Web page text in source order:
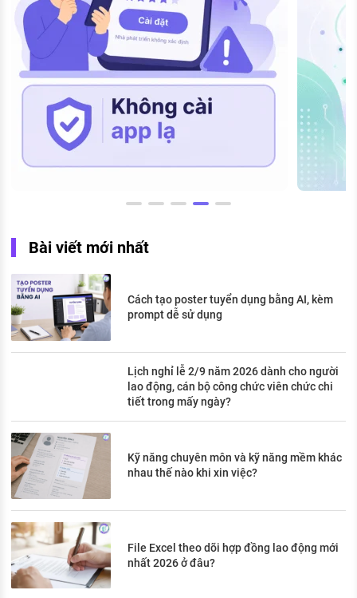
Bài viết mới nhất
Cách tạo poster tuyển dụng bằng AI, kèm
prompt dễ sử dụng
Lịch nghỉ lễ 2/9 năm 2026 dành cho người
lao động, cán bộ công chức viên chức chi
tiết trong mấy ngày?
Kỹ năng chuyên môn và kỹ năng mềm khác
nhau thế nào khi xin việc?
File Excel theo dõi hợp đồng lao động mới
nhất 2026 ở đâu?